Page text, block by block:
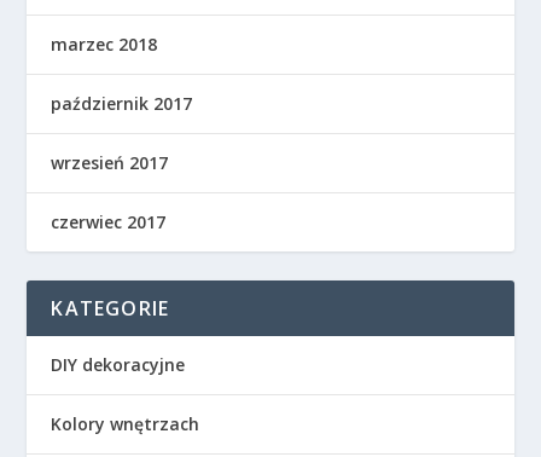
marzec 2018
październik 2017
wrzesień 2017
czerwiec 2017
KATEGORIE
DIY dekoracyjne
Kolory wnętrzach